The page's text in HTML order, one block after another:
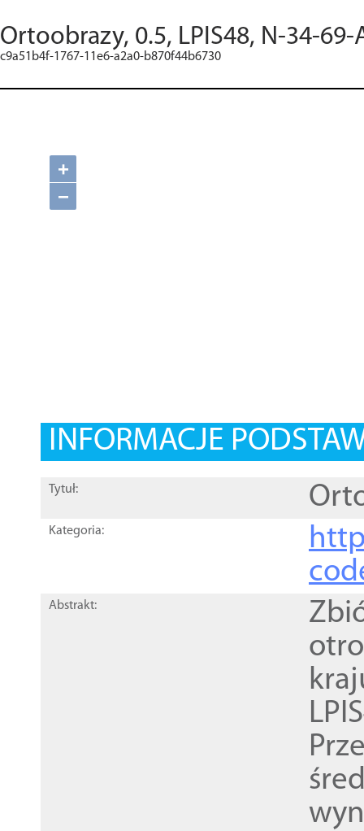
Ortoobrazy, 0.5, LPIS48, N-34-69-
c9a51b4f-1767-11e6-a2a0-b870f44b6730
+
−
INFORMACJE
Tytuł:
Kategoria:
Abstrakt: